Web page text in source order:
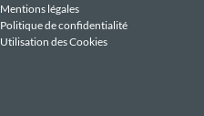
Mentions légales
Politique de confidentialité
Utilisation des Cookies